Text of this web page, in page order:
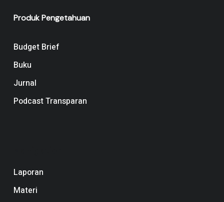
Produk Pengetahuan
Budget Brief
Buku
Jurnal
Podcast Transparan
Laporan
Materi